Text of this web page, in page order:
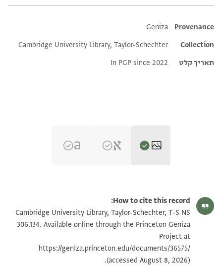
Additional metadata
Provenance
Geniza
Collection
Cambridge University Library, Taylor-Schechter
תאריך קלט
In PGP since 2022
T-S NS 306.134 1v הגדל וסובב
תנאי היתר שימוש בתצלום
How to cite this record:
Cambridge University Library, Taylor-Schechter, T-S NS
306.134. Available online through the Princeton Geniza
Project at
https://geniza.princeton.edu/documents/36575/
(accessed August 8, 2026).